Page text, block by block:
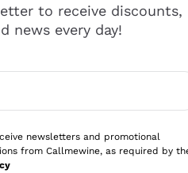
range di prezzo. Le
to receive discounts,
news every day!
newsletters and promotional
from Callmewine, as required by